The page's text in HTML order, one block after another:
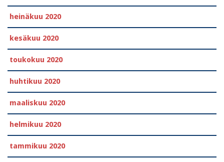
heinäkuu 2020
kesäkuu 2020
toukokuu 2020
huhtikuu 2020
maaliskuu 2020
helmikuu 2020
tammikuu 2020